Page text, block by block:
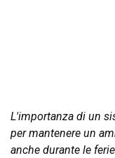
L'importanza di un
per mantenere un
anche durante le ferie